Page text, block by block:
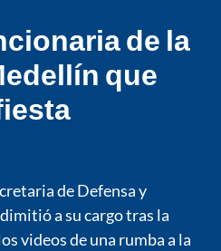
de la
que
de Defensa y
a su cargo tras la
videos de una rumba a la